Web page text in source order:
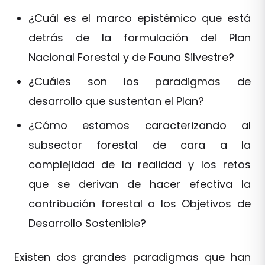
¿Cuál es el marco epistémico que está
detrás de la formulación del Plan
Nacional Forestal y de Fauna Silvestre?
¿Cuáles son los paradigmas de
desarrollo que sustentan el Plan?
¿Cómo estamos caracterizando al
subsector forestal de cara a la
complejidad de la realidad y los retos
que se derivan de hacer efectiva la
contribución forestal a los Objetivos de
Desarrollo Sostenible?
Existen dos grandes paradigmas que han